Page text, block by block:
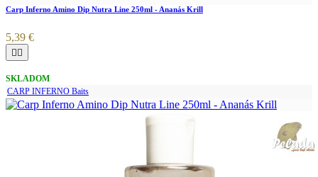
Carp Inferno Amino Dip Nutra Line 250ml - Ananás Krill
5,39 €
 
SKLADOM
CARP INFERNO Baits